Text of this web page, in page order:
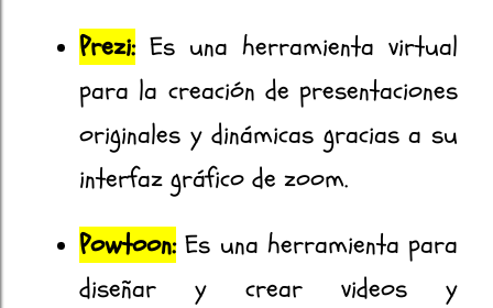
Prezi:Es una herramienta virtual
para la creación de presentaciones
originales y dinámicas gracias a su
interfaz gráfico de zoom.
Powtoon:Es una herramienta para
diseñar y crear videos y